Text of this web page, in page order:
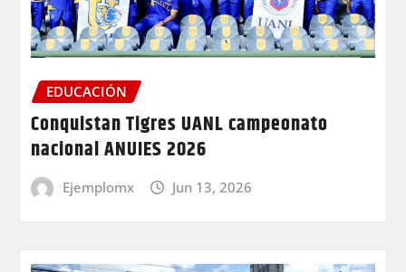
EDUCACIÓN
Conquistan Tigres UANL campeonato
nacional ANUIES 2026
Ejemplomx Jun 13, 2026